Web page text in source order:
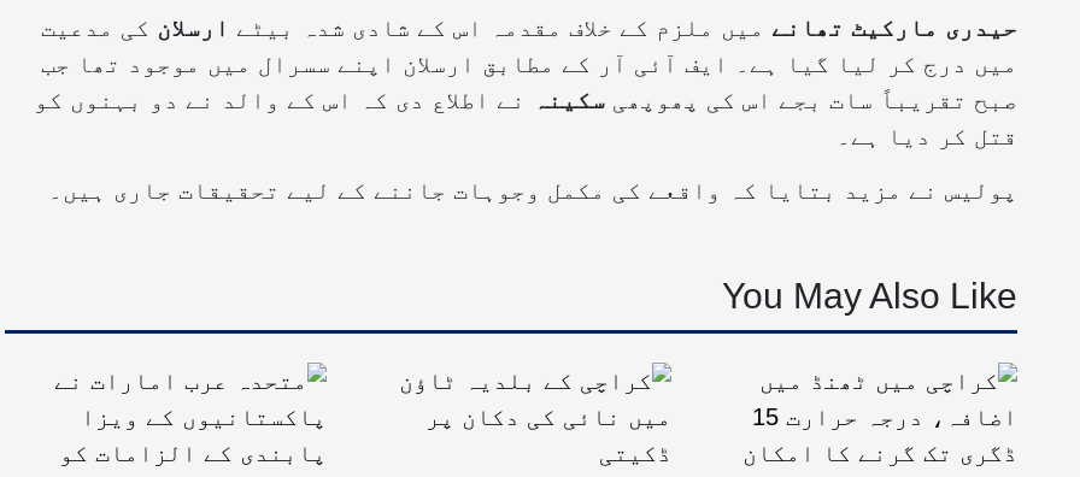
حیدری مارکیٹ تھانے میں ملزم کے خلاف مقدمہ اس کے شادی شدہ بیٹے ارسلان کی مدعیت
میں درج کر لیا گیا ہے۔ ایف آئی آر کے مطابق ارسلان اپنے سسرال میں موجود تھا جب
صبح تقریباً سات بجے اس کی پھوپھی سکینہ
نے اطلاع دی کہ اس کے والد نے دو بہنوں کو
قتل کر دیا ہے۔
پولیس نے مزید بتایا کہ واقعے کی مکمل وجوہات جاننے کے لیے تحقیقات جاری ہیں۔
You May Also Like